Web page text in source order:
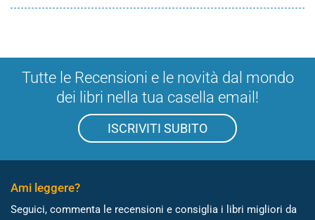
Tutte le Recensioni e le novità dal mondo
dei libri nella tua casella email!
ISCRIVITI SUBITO
Ami leggere?
Seguici, commenta le recensioni e consiglia i libri migliori da